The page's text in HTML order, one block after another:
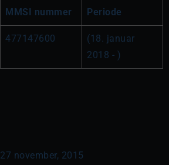
MMSI nummer Periode
477147600
(18. januar
2018 - )
27 november, 2015